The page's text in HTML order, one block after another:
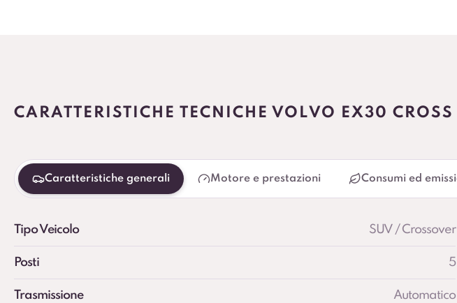
CARATTERISTICHE TECNICHE VOLVO EX30 CROSS
Caratteristiche generali Motore e prestazioni Consumi ed
Tipo Veicolo SUV / Crossover
Posti 5
Trasmissione Automatico